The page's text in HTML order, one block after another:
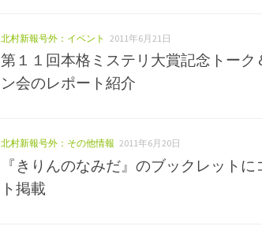
北村新報号外：イベント 2011年6月21日
第１１回本格ミステリ大賞記念トーク
ン会のレポート紹介
北村新報号外：その他情報 2011年6月20日
『きりんのなみだ』のブックレットに
ト掲載